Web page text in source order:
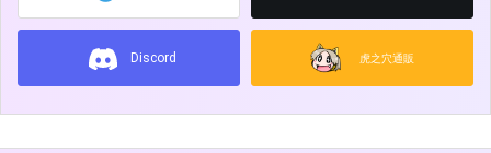
Discord 虎之穴通販